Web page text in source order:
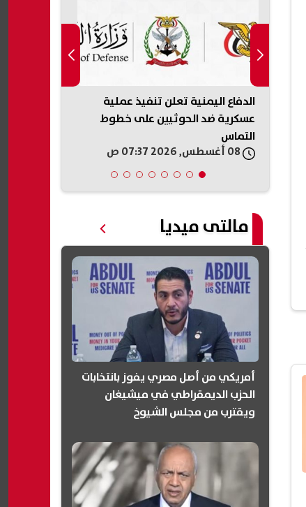
الدفاع اليمنية تعلن تنفيذ عملية
عسكرية ضد الحوثيين على خطوط
التماس
مالتى ميديا
أمريكي من أصل مصري يفوز بانتخابات
الحزب الديمقراطي في ميشيغان
ويقترب من مجلس الشيوخ